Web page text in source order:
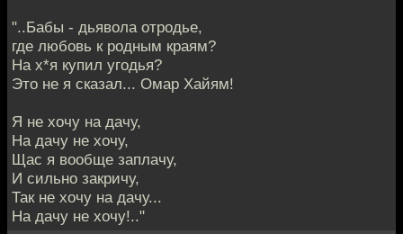
"..Бабы - дьявола отродье,
где любовь к родным краям?
На х*я купил угодья?
Это не я сказал... Омар Хайям!
Я не хочу на дачу,
На дачу не хочу,
Щас я вообще заплачу,
И сильно закричу,
Так не хочу на дачу...
На дачу не хочу!.."